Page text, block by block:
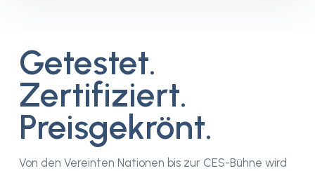
Getestet.
Zertifiziert.
Preisgekrönt.
Von den Vereinten Nationen bis zur CES-Bühne wird